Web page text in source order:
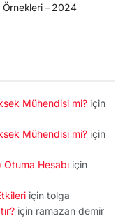
Örnekleri – 2024
Mühendisi mi? için
Mühendisi mi? için
Hesabı için
için tolga
için ramazan demir